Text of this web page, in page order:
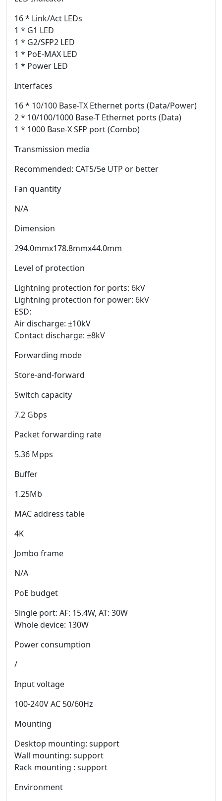
16 * Link/Act LEDs
1 * G1 LED
1 * G2/SFP2 LED
1 * PoE-MAX LED
1 * Power LED
Interfaces
16 * 10/100 Base-TX Ethernet ports (Data/Power)
2 * 10/100/1000 Base-T Ethernet ports (Data)
1 * 1000 Base-X SFP port (Combo)
Transmission media
Recommended: CAT5/5e UTP or better
Fan quantity
N/A
Dimension
294.0mmx178.8mmx44.0mm
Level of protection
Lightning protection for ports: 6kV
Lightning protection for power: 6kV
ESD:
Air discharge: ±10kV
Contact discharge: ±8kV
Forwarding mode
Store-and-forward
Switch capacity
7.2 Gbps
Packet forwarding rate
5.36 Mpps
Buffer
1.25Mb
MAC address table
4K
Jombo frame
N/A
PoE budget
Single port: AF: 15.4W, AT: 30W
Whole device: 130W
Power consumption
/
Input voltage
100-240V AC 50/60Hz
Mounting
Desktop mounting: support
Wall mounting: support
Rack mounting : support
Environment